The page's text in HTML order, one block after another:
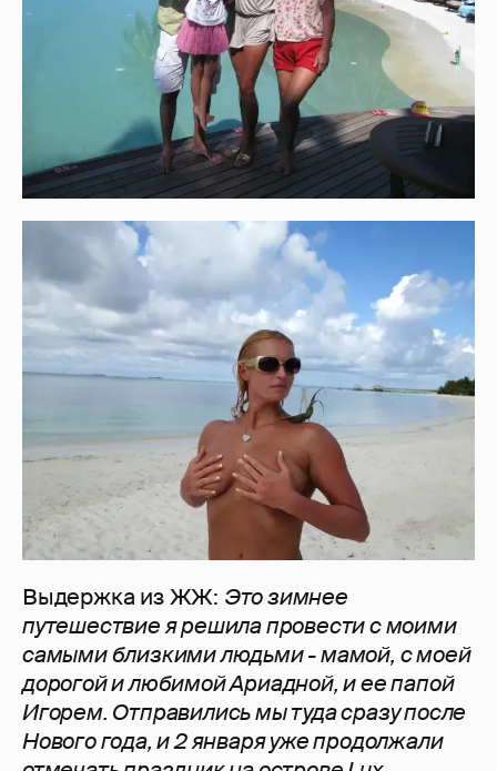
Выдержка из ЖЖ: Это зимнее
путешествие я решила провести с моими
самыми близкими людьми - мамой, с моей
дорогой и любимой Ариадной, и ее папой
Игорем. Отправились мы туда сразу после
Нового года, и 2 января уже продолжали